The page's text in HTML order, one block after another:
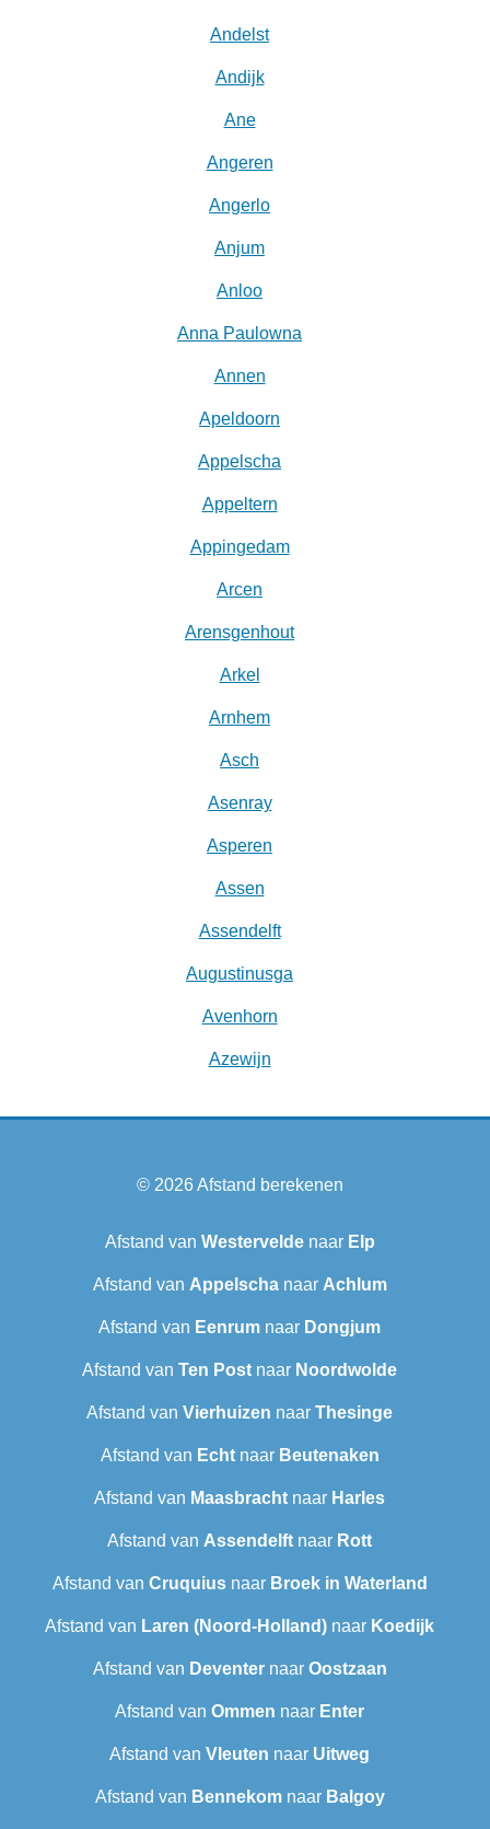
Andelst
Andijk
Ane
Angeren
Angerlo
Anjum
Anloo
Anna Paulowna
Annen
Apeldoorn
Appelscha
Appeltern
Appingedam
Arcen
Arensgenhout
Arkel
Arnhem
Asch
Asenray
Asperen
Assen
Assendelft
Augustinusga
Avenhorn
Azewijn
© 2026Afstand berekenen
Afstand van Westerveldenaar Elp
Afstand van Appelschanaar Achlum
Afstand van Eenrum naar Dongjum
Afstand van Ten Post naar Noordwolde
Afstand van Vierhuizen naar Thesinge
Afstand van Echtnaar Beutenaken
Afstand van Maasbracht naar Harles
Afstand van Assendelft naar Rott
Afstand van Cruquiusnaar Broek in Waterland
Afstand van Laren (Noord-Holland) naar Koedijk
Afstand van Deventernaar Oostzaan
Afstand van Ommen naar Enter
Afstand van Vleuten naar Uitweg
Afstand van Bennekomnaar Balgoy